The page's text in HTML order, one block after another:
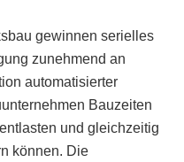
gewinnen serielles
zunehmend an
automatisierter
Bauzeiten
und gleichzeitig
können. Die